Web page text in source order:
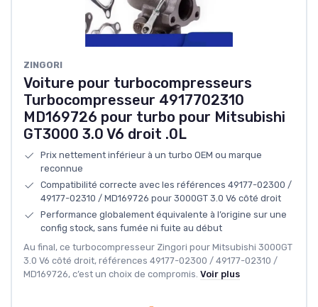
‎ZINGORI
Voiture pour turbocompresseurs
Turbocompresseur 4917702310
MD169726 pour turbo pour Mitsubishi
GT3000 3.0 V6 droit .0L
Prix nettement inférieur à un turbo OEM ou marque
reconnue
Compatibilité correcte avec les références 49177-02300 /
49177-02310 / MD169726 pour 3000GT 3.0 V6 côté droit
Performance globalement équivalente à l’origine sur une
config stock, sans fumée ni fuite au début
Au final, ce turbocompresseur Zingori pour Mitsubishi 3000GT
3.0 V6 côté droit, références 49177-02300 / 49177-02310 /
MD169726, c’est un choix de compromis. Voir plus